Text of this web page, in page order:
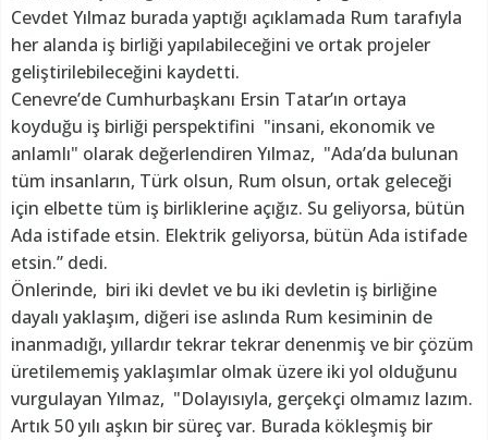
Cevdet Yılmaz burada yaptığı açıklamada Rum tarafıyla
her alanda iş birliği yapılabileceğini ve ortak projeler
geliştirilebileceğini kaydetti.
Cenevre’de Cumhurbaşkanı Ersin Tatar’ın ortaya
koyduğu iş birliği perspektifini "insani, ekonomik ve
anlamlı" olarak değerlendiren Yılmaz, "Ada’da bulunan
tüm insanların, Türk olsun, Rum olsun, ortak geleceği
için elbette tüm iş birliklerine açığız. Su geliyorsa, bütün
Ada istifade etsin. Elektrik geliyorsa, bütün Ada istifade
etsin.” dedi.
Önlerinde, biri iki devlet ve bu iki devletin iş birliğine
dayalı yaklaşım, diğeri ise aslında Rum kesiminin de
inanmadığı, yıllardır tekrar tekrar denenmiş ve bir çözüm
üretilememiş yaklaşımlar olmak üzere iki yol olduğunu
vurgulayan Yılmaz, "Dolayısıyla, gerçekçi olmamız lazım.
Artık 50 yılı aşkın bir süreç var. Burada kökleşmiş bir